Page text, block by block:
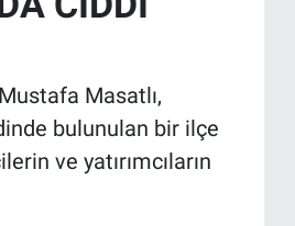
Masatlı,
bulunulan bir ilçe
ve yatırımcıların